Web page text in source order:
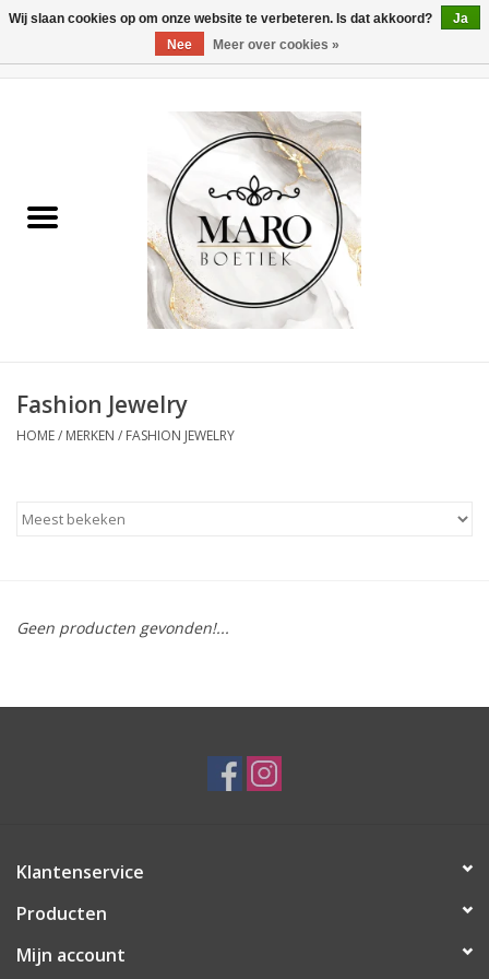
Heren
Fashion Jewelry
HOME/ MERKEN / FASHION JEWELRY
Geen producten gevonden!...
Klantenservice
Producten
Mijn account
Wij slaan cookies op om onze website te verbeteren. Is dat akkoord?
Ja
Nee
Meer over cookies »